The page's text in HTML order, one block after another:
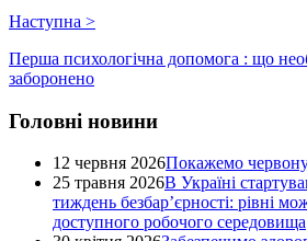
Наступна >
Перша психологічна допомога : що
заборонено
Головні новини
12 червня 2026Покажемо червону
25 травня 2026В Україні
тиждень безбар’єрності: рівні
доступного робочого середовища